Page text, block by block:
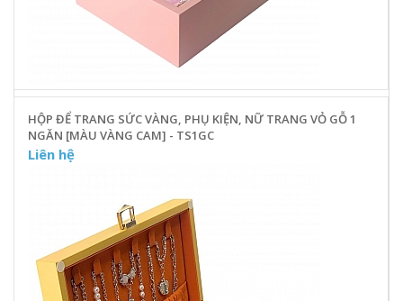
HỘP ĐỂ TRANG SỨC VÀNG, PHỤ KIỆN, NỮ TRANG VỎ GỖ 1
NGĂN [MÀU VÀNG CAM] - TS1GC
Liên hệ